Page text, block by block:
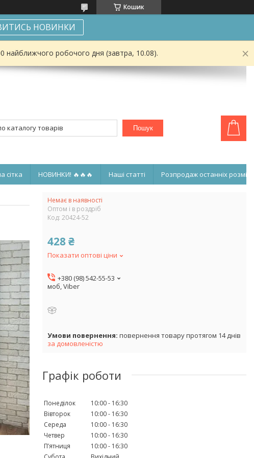
Кошик
НОВИНКИ
найближчого робочого дня (завтра, 10.08).
Пошук
сітка НОВИНКИ! 🔥🔥🔥 Наші статті Розпродаж останніх
Немає в наявності
Оптом і в роздріб
Код: 20424-52
428 ₴
Показати оптові ціни
+380 (98) 542-55-53
моб, Viber
повернення товару протягом 14 днів
за домовленістю
Графік роботи
Понеділок 10:00
16:30
Вівторок
10:00
16:30
Середа
10:00
16:30
Четвер
10:00
16:30
Пʼятниця
10:00
16:30